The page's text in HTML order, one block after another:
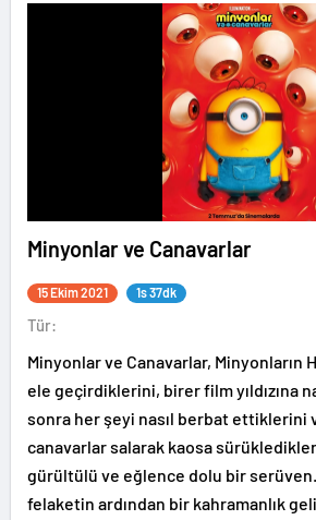
Minyonlar ve Canavarlar
15 Ekim 2021 1s 37dk
Tür:
Minyonlar ve Canavarlar, Minyonların
ele geçirdiklerini, birer film yıldızına
sonra her şeyi nasıl berbat ettiklerini
canavarlar salarak kaosa
gürültülü ve eğlence dolu bir
felaketin ardından bir kahramanlık